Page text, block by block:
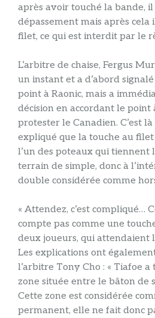
après avoir touché la bande, il
dépassement mais après cela
filet, ce qui est interdit par le
L’arbitre de chaise, Fergus
un instant et a d’abord
point à Raonic, mais a
décision en accordant le point
protester le Canadien. C’est
expliqué que la touche au
l’un des poteaux qui
terrain de simple, donc à
double considérée comme
« Attendez, c’est compliqué…
compte pas comme une
deux joueurs, qui attendaient
Les explications ont
l’arbitre Tony Cho : « Tiafoe
zone située entre le bâton de
Cette zone est considérée
permanent, elle ne fait donc